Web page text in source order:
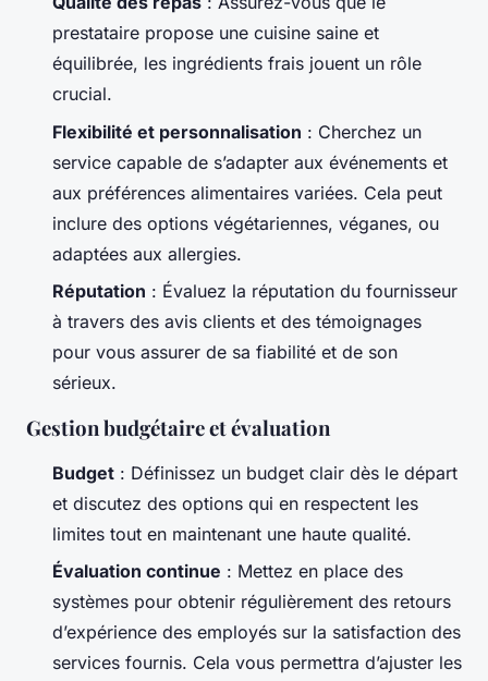
prestataire propose une cuisine saine et
équilibrée, les ingrédients frais jouent un rôle
crucial.
Flexibilité et personnalisation : Cherchez un
service capable de s’adapter aux événements et
aux préférences alimentaires variées. Cela peut
inclure des options végétariennes, véganes, ou
adaptées aux allergies.
Réputation : Évaluez la réputation du fournisseur
à travers des avis clients et des témoignages
pour vous assurer de sa fiabilité et de son
sérieux.
Gestion budgétaire et évaluation
Budget : Définissez un budget clair dès le départ
et discutez des options qui en respectent les
limites tout en maintenant une haute qualité.
Évaluation continue : Mettez en place des
systèmes pour obtenir régulièrement des retours
d’expérience des employés sur la satisfaction des
services fournis. Cela vous permettra d’ajuster les